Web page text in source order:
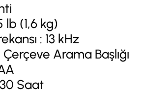
lb (1,6 kg)
: 13 kHz
Çerçeve Arama Başlığı
Saat